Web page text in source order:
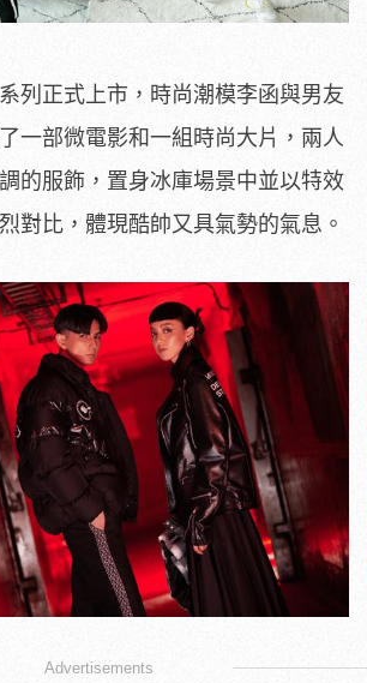
列正式上市，時尚潮模李函與男友
一部微電影和一組時尚大片，兩人
的服飾，置身冰庫場景中並以特效
對比，體現酷帥又具氣勢的氣息。
Advertisements